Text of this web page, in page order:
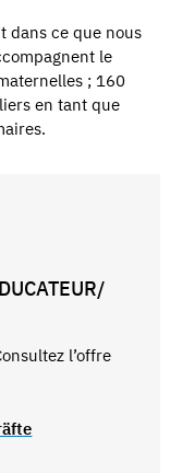
dans ce que nous
le
; 160
en tant que
l’offre